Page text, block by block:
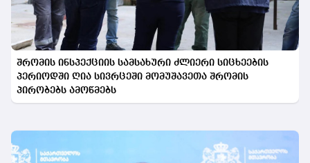
შრომის ინსპექციის სამსახური ძლიერი სიცხეების
პერიოდში ღია სივრცეში მომუშავეთა შრომის
პირობებს ამოწმებს